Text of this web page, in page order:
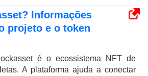
Informações
projeto e o token
é o ecossistema NFT de
A plataforma ajuda a conectar